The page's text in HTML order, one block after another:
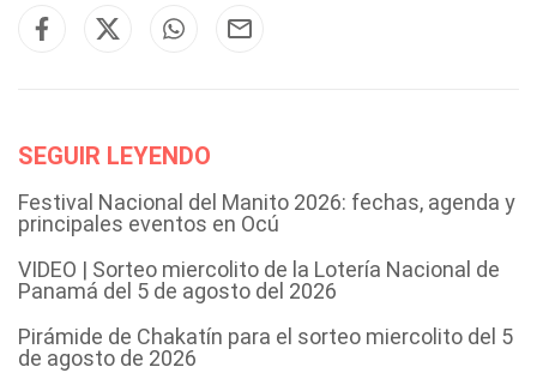
SEGUIR LEYENDO
Festival Nacional del Manito 2026: fechas, agenda y
principales eventos en Ocú
VIDEO | Sorteo miercolito de la Lotería Nacional de
Panamá del 5 de agosto del 2026
Pirámide de Chakatín para el sorteo miercolito del 5
de agosto de 2026